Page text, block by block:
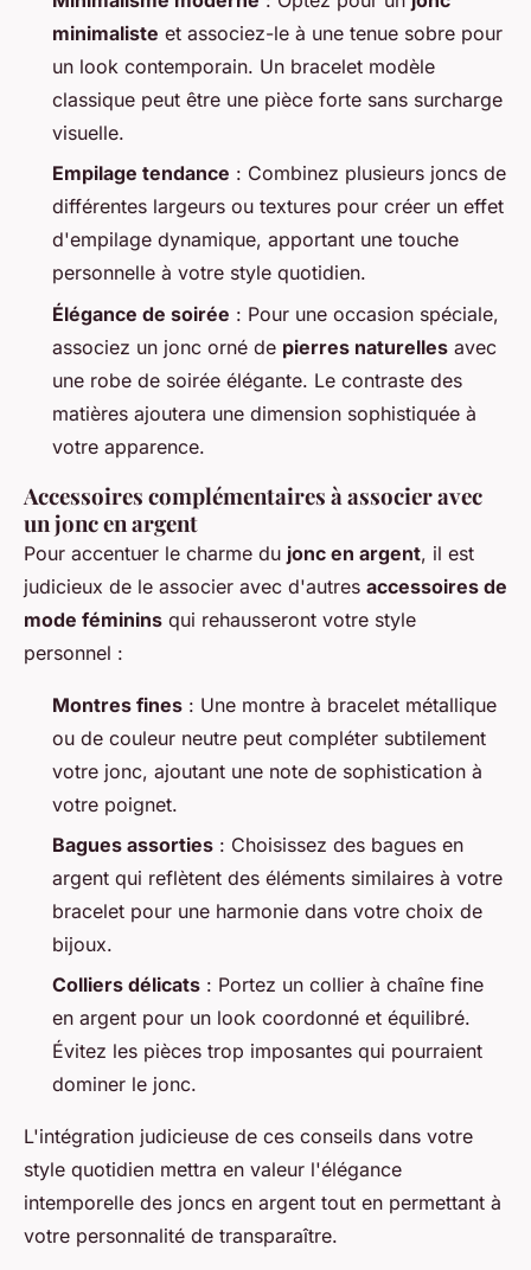
minimaliste et associez-le à une tenue sobre pour
un look contemporain. Un bracelet modèle
classique peut être une pièce forte sans surcharge
visuelle.
Empilage tendance : Combinez plusieurs joncs de
différentes largeurs ou textures pour créer un effet
d'empilage dynamique, apportant une touche
personnelle à votre style quotidien.
Élégance de soirée : Pour une occasion spéciale,
associez un jonc orné de pierres naturelles avec
une robe de soirée élégante. Le contraste des
matières ajoutera une dimension sophistiquée à
votre apparence.
Accessoires complémentaires à associer avec
un jonc en argent
Pour accentuer le charme du jonc en argent, il est
judicieux de le associer avec d'autres accessoires de
mode féminins qui rehausseront votre style
personnel :
Montres fines : Une montre à bracelet métallique
ou de couleur neutre peut compléter subtilement
votre jonc, ajoutant une note de sophistication à
votre poignet.
Bagues assorties : Choisissez des bagues en
argent qui reflètent des éléments similaires à votre
bracelet pour une harmonie dans votre choix de
bijoux.
Colliers délicats : Portez un collier à chaîne fine
en argent pour un look coordonné et équilibré.
Évitez les pièces trop imposantes qui pourraient
dominer le jonc.
L'intégration judicieuse de ces conseils dans votre
style quotidien mettra en valeur l'élégance
intemporelle des joncs en argent tout en permettant à
votre personnalité de transparaître.